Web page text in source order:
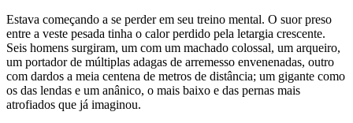
Estava começando a se perder em seu treino mental. O suor preso
entre a veste pesada tinha o calor perdido pela letargia crescente.
Seis homens surgiram, um com um machado colossal, um arqueiro,
um portador de múltiplas adagas de arremesso envenenadas, outro
com dardos a meia centena de metros de distância; um gigante como
os das lendas e um anânico, o mais baixo e das pernas mais
atrofiados que já imaginou.